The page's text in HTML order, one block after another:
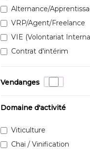
Alternance/
VRP/Agent/Freelance
VIE (Volontariat
Contrat d'intérim
Vendanges
Domaine d'activité
Viticulture
Chai / Vinification